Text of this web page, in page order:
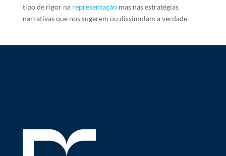
tipo de rigor na representaçãomas nas estratégias
narrativas que nos sugerem ou dissimulam a verdade.